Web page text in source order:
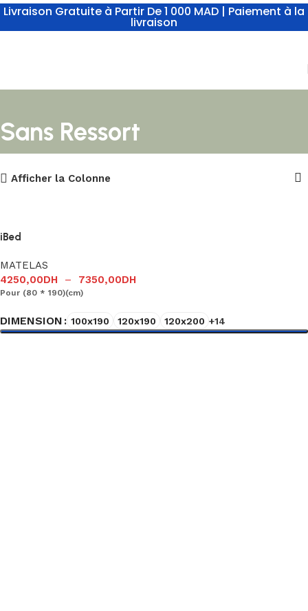
Sans Ressort
Afficher la Colonne
iBed
MATELAS
4250,00DH – 7350,00DH
Pour (80 * 190)(cm)
DIMENSION 100x190 120x190 120x200 +14
Livraison Gratuite à Partir De 1 000 MAD | Paiement à la
livraison